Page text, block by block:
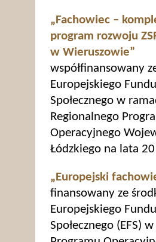
„Fachowiec –
program rozwoju
w Wieruszowie”
współfinansowany
Europejskiego
Społecznego w
Regionalnego
Operacyjnego
Łódzkiego na lata
„Europejski
finansowany ze
Europejskiego
Społecznego (EFS)